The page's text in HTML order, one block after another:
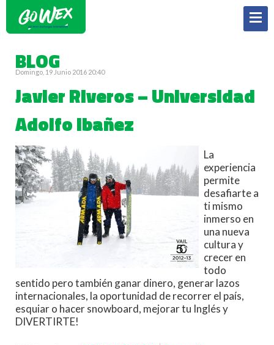
BLOG
Domingo, 19 Junio 2016 20:40
Javier Riveros – Universidad
Adolfo Ibañez
La
experiencia
permite
desafiarte a
ti mismo
inmerso en
una nueva
cultura y
crecer en
todo
sentido pero también ganar dinero, generar lazos
internacionales, la oportunidad de recorrer el país,
esquiar o hacer snowboard, mejorar tu Inglés y
DIVERTIRTE!